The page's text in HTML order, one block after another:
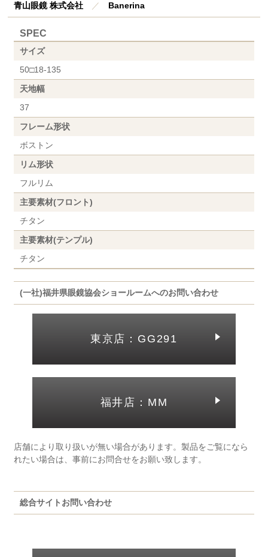
青山眼鏡 株式会社 ／ Banerina
SPEC
サイズ
50□18-135
天地幅
37
フレーム形状
ボストン
リム形状
フルリム
主要素材(フロント)
チタン
主要素材(テンプル)
チタン
(一社)福井県眼鏡協会ショールームへのお問い合わせ
東京店：GG291
福井店：MM
店舗により取り扱いが無い場合があります。製品をご覧になら
れたい場合は、事前にお問合せをお願い致します。
総合サイトお問い合わせ